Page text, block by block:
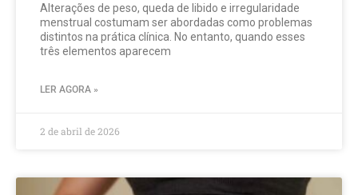
Alterações de peso, queda de libido e irregularidade
menstrual costumam ser abordadas como problemas
distintos na prática clínica. No entanto, quando esses
três elementos aparecem
LER AGORA »
2 de abril de 2026